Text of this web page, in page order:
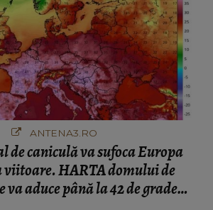
ANTENA3.RO
de caniculă va sufoca Europa
HARTA domului de
va aduce până la 42 de grade